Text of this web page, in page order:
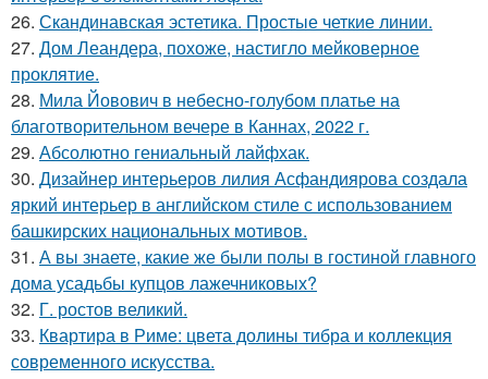
26. Скандинавская эстетика. Простые четкие линии.
27. Дом Леандера, похоже, настигло мейковерное
проклятие.
28. Мила Йовович в небесно-голубом платье на
благотворительном вечере в Каннах, 2022 г.
29. Абсолютно гениальный лайфхак.
30. Дизайнер интерьеров лилия Асфандиярова создала
яркий интерьер в английском стиле с использованием
башкирских национальных мотивов.
31. А вы знаете, какие же были полы в гостиной главного
дома усадьбы купцов лажечниковых?
32. Г. ростов великий.
33. Квартира в Риме: цвета долины тибра и коллекция
современного искусства.